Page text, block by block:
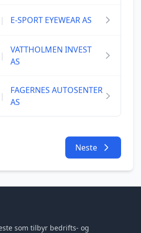
| E-SPORT EYEWEAR AS
|
VATTHOLMEN INVEST
AS
|
FAGERNES AUTOSENTER
AS
Neste
som tilbyr bedrifts- og